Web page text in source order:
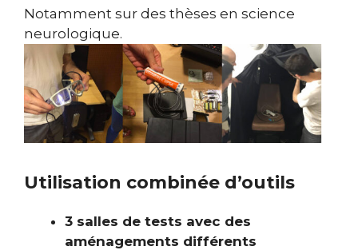
Notamment sur des thèses en science
neurologique.
Utilisation combinée d’outils
3 salles de tests avec des
aménagements différents